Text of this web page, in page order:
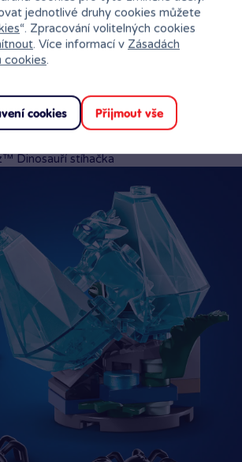
sestavení
brontosaura s dvojitým ocasem, který se
stegosaura s planoucím ocasem.
Dinosauří stíhačka
jednotlivé druhy cookies můžete
“. Zpracování volitelných cookies
. Více informací v Zásadách
cookies.
cookies Přijmout vše